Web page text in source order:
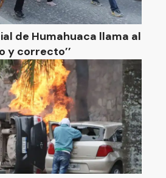
de Humahuaca llama al
y correcto’’